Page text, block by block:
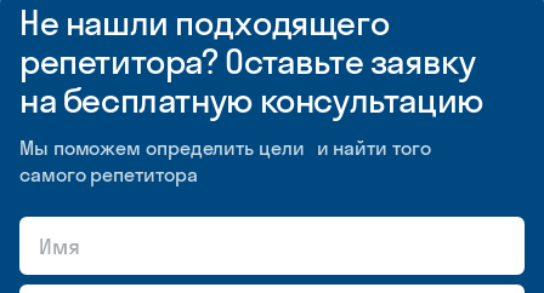
Не нашли подходящего
репетитора? Оставьте заявку
на бесплатную консультацию
Мы поможем определить цели и найти того
самого репетитора